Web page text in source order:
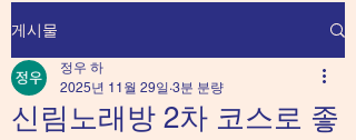
게시물
신림노래방 2차 코스로 좋
정우 하
2025년 11월 29일 3분 분량